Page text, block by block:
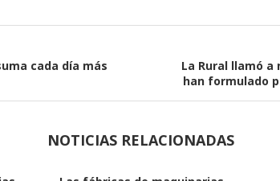
cada día más
La Rural llamó
han formulado
NOTICIAS RELACIONADAS